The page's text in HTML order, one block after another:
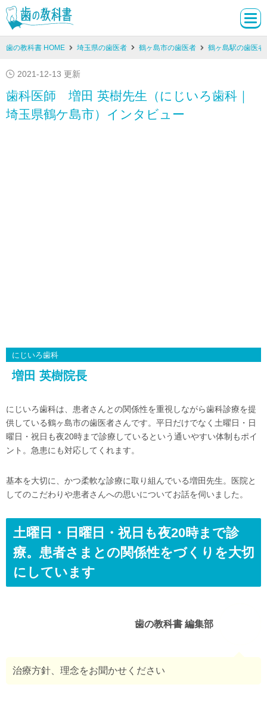
歯の教科書 HOME 埼玉県の歯医者 鶴ヶ島市の歯医者 鶴ヶ島駅の歯医者
2021-12-13 更新
歯科医師 増田 英樹先生（にじいろ歯科｜
埼玉県鶴ケ島市）インタビュー
にじいろ歯科
増田 英樹院長
にじいろ歯科は、患者さんとの関係性を重視しながら歯科診療を提
供している鶴ヶ島市の歯医者さんです。平日だけでなく土曜日・日
曜日・祝日も夜20時まで診療しているという通いやすい体制もポイ
ント。急患にも対応してくれます。
基本を大切に、かつ柔軟な診療に取り組んでいる増田先生。医院と
してのこだわりや患者さんへの思いについてお話を伺いました。
土曜日・日曜日・祝日も夜20時まで診
療。患者さまとの関係性をづくりを大切
にしています
歯の教科書 編集部
治療方針、理念をお聞かせください